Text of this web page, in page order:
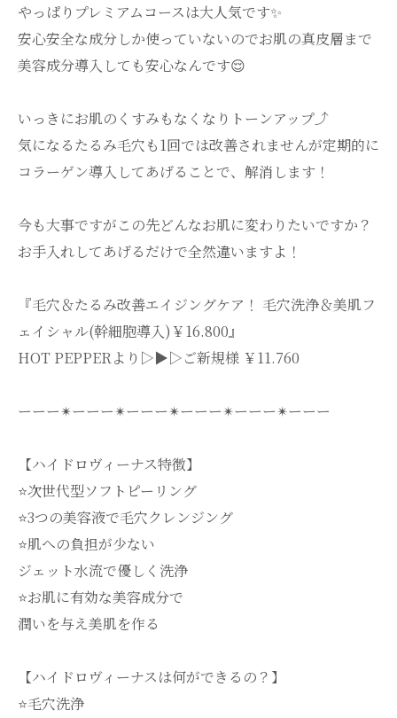
やっぱりプレミアムコースは大人気です✨
安心安全な成分しか使っていないのでお肌の真皮層まで
美容成分導入しても安心なんです😌
いっきにお肌のくすみもなくなりトーンアップ⤴︎
気になるたるみ毛穴も1回では改善されませんが定期的に
コラーゲン導入してあげることで、解消します！
今も大事ですがこの先どんなお肌に変わりたいですか？
お手入れしてあげるだけで全然違いますよ！
『毛穴＆たるみ改善エイジングケア！ 毛穴洗浄＆美肌フ
ェイシャル(幹細胞導入)￥16.800』
HOT PEPPERより▷▶▷ご新規様 ￥11.760
ーーー✴︎ーーー✴︎ーーー✴︎ーーー✴︎ーーー✴︎ーーー
【ハイドロヴィーナス特徴】
⭐️次世代型ソフトピーリング
⭐️3つの美容液で毛穴クレンジング
⭐️肌への負担が少ない
ジェット水流で優しく洗浄
⭐️お肌に有効な美容成分で
潤いを与え美肌を作る
【ハイドロヴィーナスは何ができるの？】
⭐️毛穴洗浄